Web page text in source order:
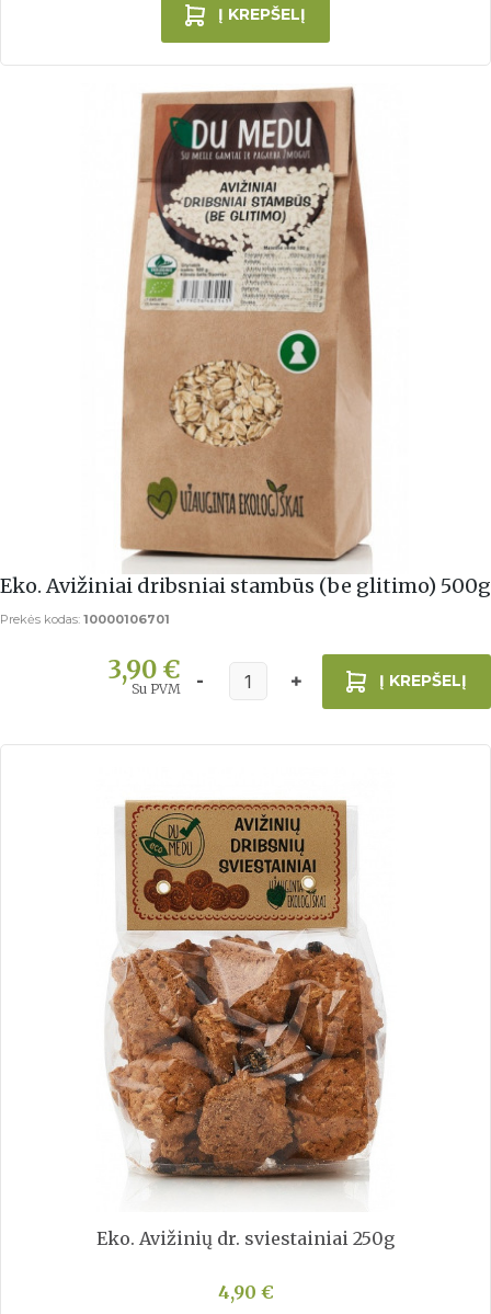
Į KREPŠELĮ
Eko. Avižiniai dribsniai stambūs (be glitimo) 500g
Prekės kodas: 10000106701
3,90 €
Su PVM Į KREPŠELĮ
Eko. Avižinių dr. sviestainiai 250g
4,90 €